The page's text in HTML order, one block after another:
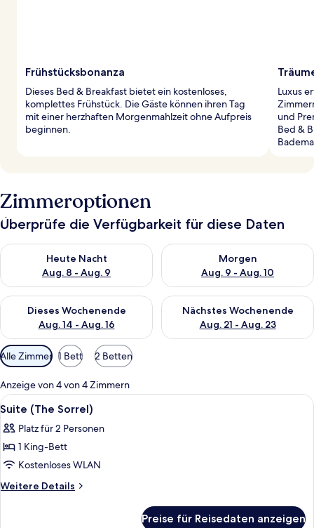
Frühstücksbonanza
Dieses Bed & Breakfast bietet ein kostenloses,
komplettes Frühstück. Die Gäste können ihren Tag
mit einer herzhaften Morgenmahlzeit ohne Aufpreis
beginnen.
Luxus
und
Bed &
Zimmeroptionen
Überprüfe die Verfügbarkeit für diese Daten
Heute Nacht
Aug. 8 - Aug. 9
Überprüfe die Verfügbarkeit für heute Nacht, Aug. 8 - Aug. 9.
Morgen
Aug. 9 - Aug. 10
Überprüfe die Verfügbarkeit
Dieses Wochenende
Aug. 14 - Aug. 16
Überprüfe die Verfügbarkeit für dieses Wochenende, Aug. 14
Nächstes Wochenende
Aug. 21 - Aug. 23
Überprüfe die Verfügbarkeit
Verfügbare
Filter
für
Zimmer
Alle Zimmer 1 Bett 2 Betten
Anzeige von 4 von 4 Zimmern
Alle
Fotos
für
Suite
(The
Sorrel)
Ein Schlafzimmer mit einem Bett,
3
Suite (The Sorrel)
Platz für 2 Personen
1 King-Bett
Kostenloses WLAN
Weitere Details
Weitere
Preise für Reisedaten anzeigen